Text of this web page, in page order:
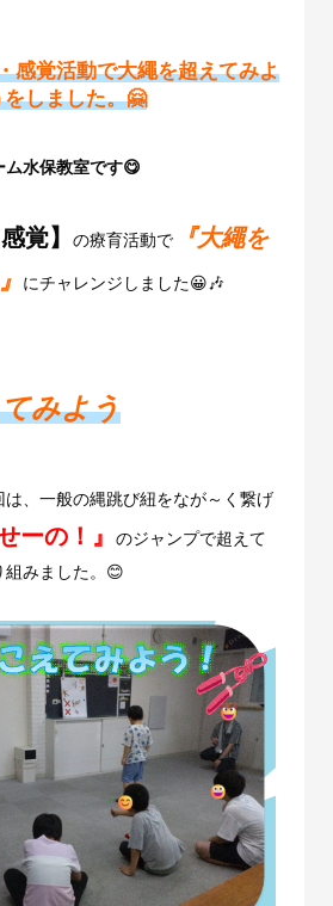
感覚活動で大繩を超えてみよ
をしました。🤗
ム水保教室です😋
覚】 の療育活動で
『大繩を
にチャレンジしました😀🎶
みよう
は、一般の縄跳び紐をなが～く繋げ
せーの！』
のジャンプで超えて
みました。😊